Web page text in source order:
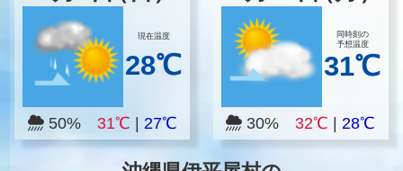
現在温度
28℃
50% 31℃ 27℃
同時刻の
予想温度
31℃
30% 32℃ |28℃